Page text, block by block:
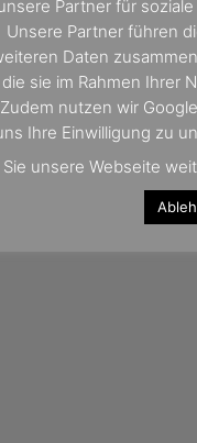
Partner für
Unsere Partner führen
Daten
die sie im Rahmen Ihrer
Zudem nutzen wir
Ihre Einwilligung zu
Sie unsere Webseite